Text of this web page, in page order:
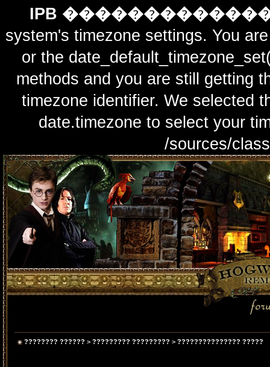
IPB
system's timezone settings. You
or the
methods and you are still getting
timezone identifier. We selected
date.timezone to select
/sources/
???????? ?????? > ????????? ????????? > ??????????????? ?????